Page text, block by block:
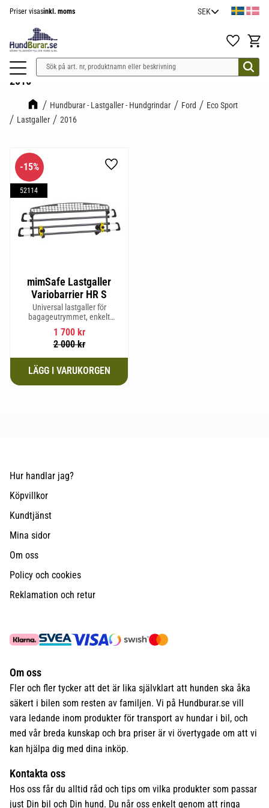
Priser visasinkl. moms
Favoriter
2016
Hundburar - Lastgaller - Hundgrindar Ford
Eco Sport
Lastgaller
2016
mimSafe Lastgaller
Variobarrier HR S
Universal lastgaller för
bagageutrymmet, enkelt
justerbar för att passa din bils
form för säker och trygg resa
med husdjur eller last.
1 700kr
2 000kr
15%
52114
Lägg till i favoriter
Hur handlar jag?
Köpvillkor
Kundtjänst
Mina sidor
Om oss
Policy och cookies
Reklamation och retur
Om oss
Fler och fler tycker att det är lika självklart att hunden ska åka
säkert i bilen som resten av familjen. Vi på Hundburar.se vill
vara ledande inom produkter för transport av hundar i bil, och
med vår breda kunskap och bra priser är vi övertygade om att vi
kan hjälpa dig med dina inköp.
Kontakta oss
Hos oss får du alltid råd och tips om vilka produkter som passar
just Din bil och Din hund. Du når oss enkelt genom att ringa